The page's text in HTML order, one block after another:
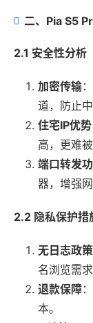
二、Pia S5
2.1 安全性分析
加密传输
道，防止中
住宅IP优势
高，更难
端口转发
器，增强
2.2 隐私保护措
无日志政策
名浏览需求
退款保障
本。